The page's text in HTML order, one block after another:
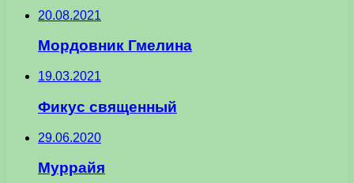
20.08.2021
Мордовник Гмелина
19.03.2021
Фикус священный
29.06.2020
Муррайя